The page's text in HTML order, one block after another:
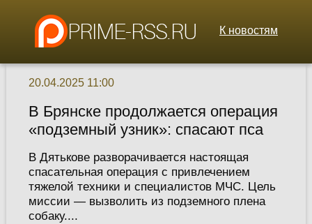
К новостям
20.04.2025 11:00
В Брянске продолжается операция
«подземный узник»: спасают пса
В Дятькове разворачивается настоящая
спасательная операция с привлечением
тяжелой техники и специалистов МЧС. Цель
миссии — вызволить из подземного плена
собаку....